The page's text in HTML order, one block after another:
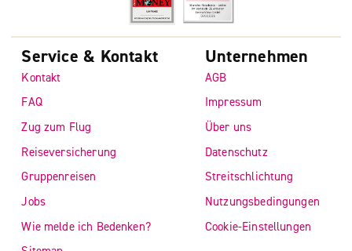
Service & Kontakt
Kontakt
FAQ
Zug zum Flug
Reiseversicherung
Gruppenreisen
Jobs
Wie melde ich Bedenken?
Unternehmen
AGB
Impressum
Über uns
Datenschutz
Streitschlichtung
Nutzungsbedingungen
Cookie-Einstellungen